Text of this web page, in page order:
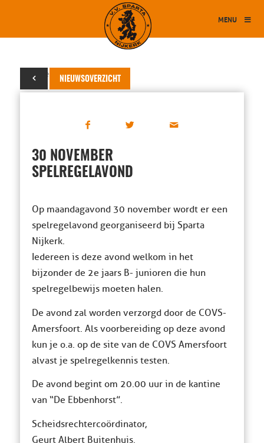
MENU
NIEUWSOVERZICHT
20 november 2015
30 NOVEMBER
SPELREGELAVOND
Op maandagavond 30 november wordt er een
spelregelavond georganiseerd bij Sparta
Nijkerk.
Iedereen is deze avond welkom in het
bijzonder de 2e jaars B- junioren die hun
spelregelbewijs moeten halen.
De avond zal worden verzorgd door de COVS-
Amersfoort. Als voorbereiding op deze avond
kun je o.a. op de site van de COVS Amersfoort
alvast je spelregelkennis testen.
De avond begint om 20.00 uur in de kantine
van “De Ebbenhorst”.
Scheidsrechtercoördinator,
Geurt Albert Buitenhuis.